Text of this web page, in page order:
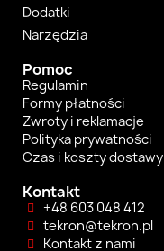
Dodatki
Narzędzia
Pomoc
Regulamin
Formy płatności
Zwroty i reklamacje
Polityka prywatności
Czas i koszty dostawy
Kontakt
+48 603 048 412
tekron@tekron.pl
Kontakt z nami